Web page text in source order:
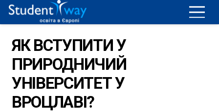
ЯК ВСТУПИТИ У
ПРИРОДНИЧИЙ
УНІВЕРСИТЕТ У
ВРОЦЛАВІ?